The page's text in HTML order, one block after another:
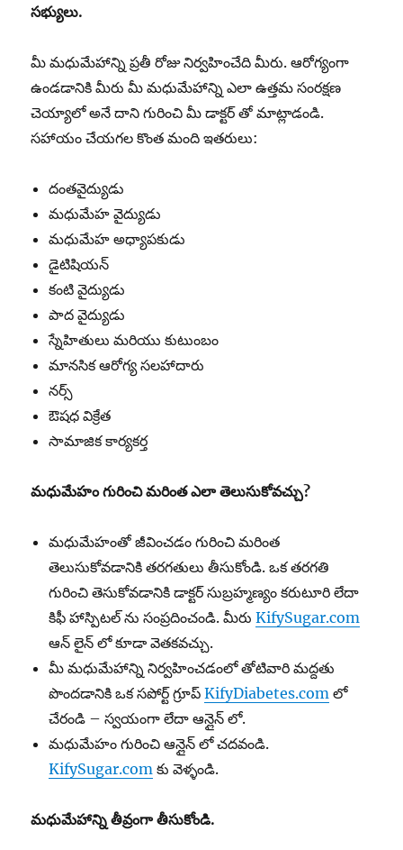
సభ్యులు.
మీ మధుమేహాన్ని ప్రతీ రోజు నిర్వహించేది మీరు. ఆరోగ్యంగా
ఉండడానికి మీరు మీ మధుమేహాన్ని ఎలా ఉత్తమ సంరక్షణ
చెయ్యాలో అనే దాని గురించి మీ డాక్టర్ తో మాట్లాడండి.
సహాయం చేయగల కొంత మంది ఇతరులు:
దంతవైద్యుడు
మధుమేహ వైద్యుడు
మధుమేహ అధ్యాపకుడు
డైటిషియన్
కంటి వైద్యుడు
పాద వైద్యుడు
స్నేహితులు మరియు కుటుంబం
మానసిక ఆరోగ్య సలహాదారు
నర్స్
ఔషధ విక్రేత
సామాజిక కార్యకర్త
మధుమేహం గురించి మరింత ఎలా తెలుసుకోవచ్చు?
మధుమేహంతో జీవించడం గురించి మరింత
తెలుసుకోవడానికి తరగతులు తీసుకోండి. ఒక తరగతి
గురించి తెసుకోవడానికి డాక్టర్ సుబ్రహ్మణ్యం కరుటూరి లేదా
కిఫీ హాస్పిటల్ ను సంప్రదించండి. మీరుKifySugar.com
ఆన్ లైన్ లో కూడా వెతకవచ్చు.
మీ మధుమేహాన్ని నిర్వహించడంలో తోటివారి మద్దతు
పొందడానికి ఒక సపోర్ట్ గ్రూప్KifyDiabetes.com లో
చేరండి – స్వయంగా లేదా ఆన్లైన్ లో.
మధుమేహం గురించి ఆన్లైన్ లో చదవండి.
KifySugar.com కు వెళ్ళండి.
మధుమేహాన్ని తీవ్రంగా తీసుకోండి.